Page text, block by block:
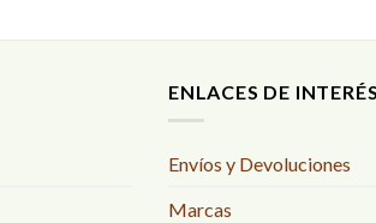
ENLACES DE INTERÉS
Envíos y Devoluciones
Marcas